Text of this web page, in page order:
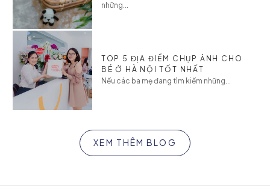
những...
TOP 5 ĐỊA ĐIỂM CHỤP ẢNH CHO
BÉ Ở HÀ NỘI TỐT NHẤT
Nếu các ba mẹ đang tìm kiếm những...
XEM THÊM BLOG